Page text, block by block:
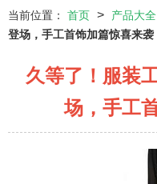
当前位置： 首页 > 产品大全
登场，手工首饰加篇惊喜来袭
久等了！服装
场，手工